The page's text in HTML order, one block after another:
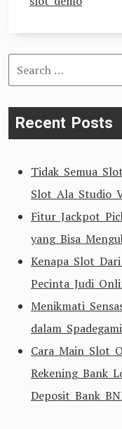
Search
for:
Recent Posts
Tidak Semua
Slot Ala Studio
Fitur Jackpot
yang Bisa
Kenapa Slot
Pecinta Judi
Menikmati
dalam
Cara Main Slot
Rekening Bank
Deposit Bank